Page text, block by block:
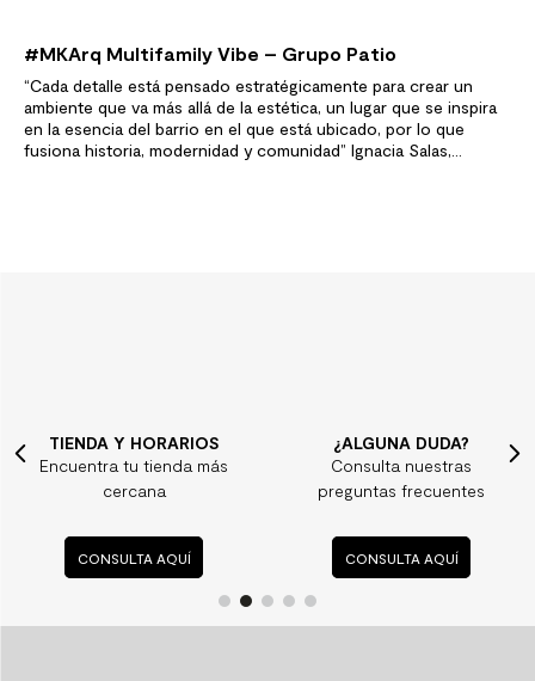
#MKArq Multifamily Vibe – Grupo Patio
“Cada detalle está pensado estratégicamente para crear un
ambiente que va más allá de la estética, un lugar que se inspira
en la esencia del barrio en el que está ubicado, por lo que
fusiona historia, modernidad y comunidad” Ignacia Salas,
¿ALGUNA DUDA?
Consulta nuestras
preguntas frecuentes
CONSULTA AQUÍ
CONTÁCTANOS
Aquí te podemos
ayudar
CONTÁCTANOS AQUÍ